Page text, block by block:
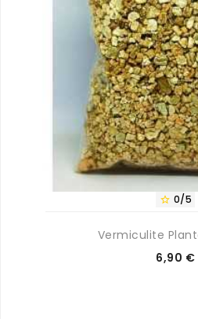
 0/5
Vermiculite
Prix
6,90 €